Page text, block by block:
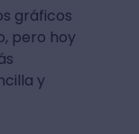
gráficos
pero hoy
y